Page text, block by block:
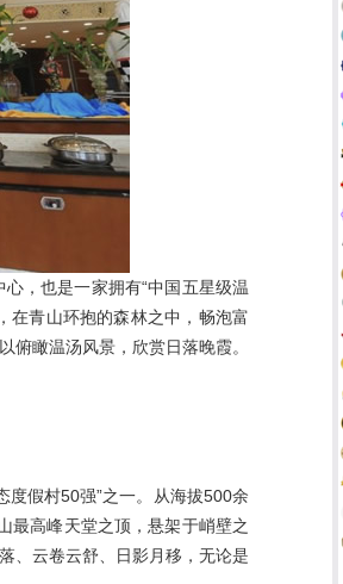
，也是一家拥有“中国五星级温
在青山环抱的森林之中，畅泡富
瞰温汤风景，欣赏日落晚霞。
假村50强”之一。从海拔500余
最高峰天堂之顶，悬架于峭壁之
、云卷云舒、日影月移，无论是